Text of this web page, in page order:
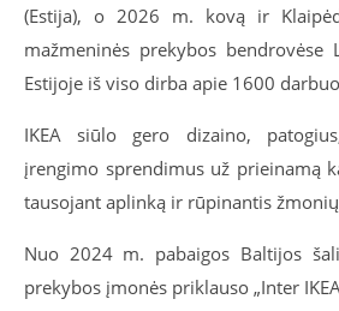
(Estija), o 2026 m. kovą ir
mažmeninės prekybos bendrovėse
Estijoje iš viso dirba apie 1600
IKEA siūlo gero dizaino,
įrengimo sprendimus už prieinamą
tausojant aplinką ir rūpinantis
Nuo 2024 m. pabaigos Baltijos
prekybos įmonės priklauso „Inter